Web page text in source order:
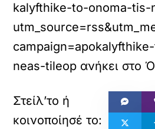
kalyfthike-to-onoma-tis-
neas-tileop ανήκει στο